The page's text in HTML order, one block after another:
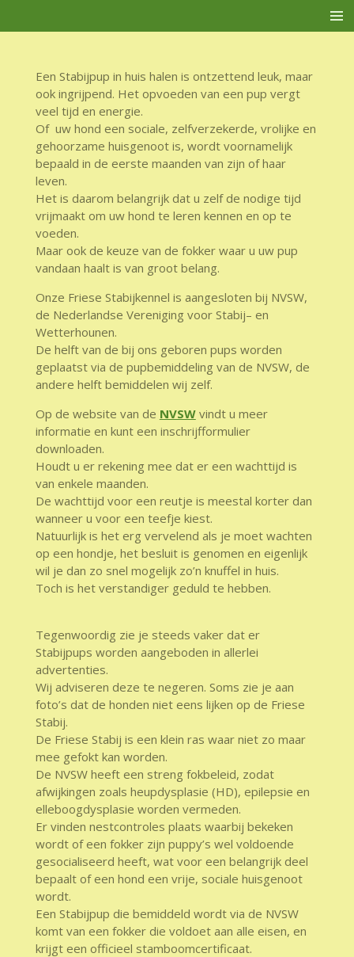
direct
hoofdinhoud
Een Stabijpup in huis halen is ontzettend leuk, maar
ook ingrijpend. Het opvoeden van een pup vergt
veel tijd en energie.
Of uw hond een sociale, zelfverzekerde, vrolijke en
gehoorzame huisgenoot is, wordt voornamelijk
bepaald in de eerste maanden van zijn of haar
leven.
Het is daarom belangrijk dat u zelf de nodige tijd
vrijmaakt om uw hond te leren kennen en op te
voeden.
Maar ook de keuze van de fokker waar u uw pup
vandaan haalt is van groot belang.
Onze Friese Stabijkennel is aangesloten bij NVSW,
de Nederlandse Vereniging voor Stabij– en
Wetterhounen.
De helft van de bij ons geboren pups worden
geplaatst via de pupbemiddeling van de NVSW, de
andere helft bemiddelen wij zelf.
Op de website van de NVSW vindt u meer
informatie en kunt een inschrijfformulier
downloaden.
Houdt u er rekening mee dat er een wachttijd is
van enkele maanden.
De wachttijd voor een reutje is meestal korter dan
wanneer u voor een teefje kiest.
Natuurlijk is het erg vervelend als je moet wachten
op een hondje, het besluit is genomen en eigenlijk
wil je dan zo snel mogelijk zo’n knuffel in huis.
Toch is het verstandiger geduld te hebben.
Tegenwoordig zie je steeds vaker dat er
Stabijpups worden aangeboden in allerlei
advertenties.
Wij adviseren deze te negeren. Soms zie je aan
foto’s dat de honden niet eens lijken op de Friese
Stabij.
De Friese Stabij is een klein ras waar niet zo maar
mee gefokt kan worden.
De NVSW heeft een streng fokbeleid, zodat
afwijkingen zoals heupdysplasie (HD), epilepsie en
elleboogdysplasie worden vermeden.
Er vinden nestcontroles plaats waarbij bekeken
wordt of een fokker zijn puppy’s wel voldoende
gesocialiseerd heeft, wat voor een belangrijk deel
bepaalt of een hond een vrije, sociale huisgenoot
wordt.
Een Stabijpup die bemiddeld wordt via de NVSW
komt van een fokker die voldoet aan alle eisen, en
krijgt een officieel stamboomcertificaat.